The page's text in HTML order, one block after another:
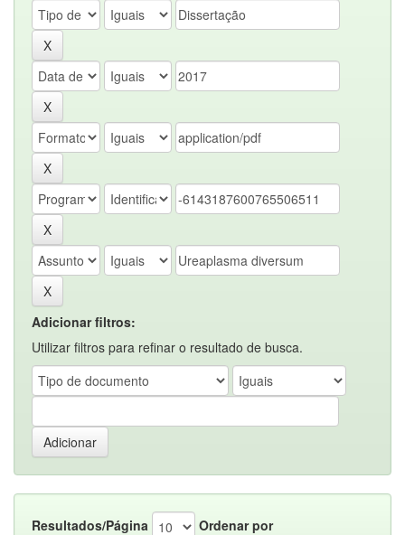
Adicionar filtros:
Utilizar filtros para refinar o resultado de busca.
Resultados/Página
Ordenar por